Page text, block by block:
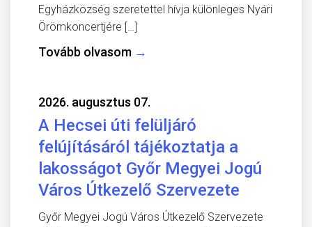
Egyházközség szeretettel hívja különleges Nyári
Örömkoncertjére […]
Tovább olvasom →
2026. augusztus 07.
A Hecsei úti felüljáró
felújításáról tájékoztatja a
lakosságot Győr Megyei Jogú
Város Útkezelő Szervezete
Győr Megyei Jogú Város Útkezelő Szervezete